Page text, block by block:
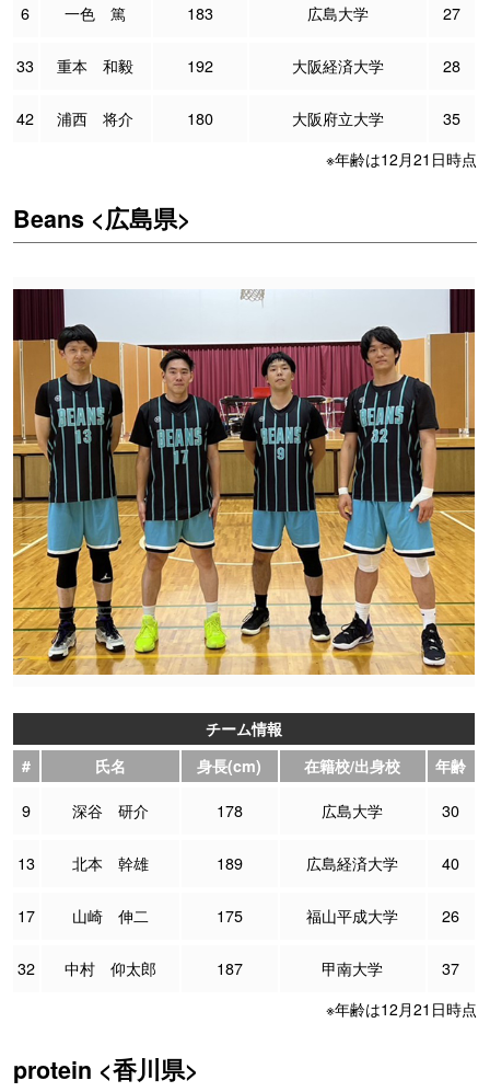
6 一色 篤 183 広島大学 27
33 重本 和毅 192 大阪経済大学 28
42 浦西 将介 180 大阪府立大学
35
※年齢は12月21日時点
Beans <広島県>
チーム情報
#
氏名 身長(cm) 在籍校/出身校 年齢
9 深谷 研介 178 広島大学 30
13 北本 幹雄 189 広島経済大学 40
17 山崎 伸二 175 福山平成大学 26
32 中村 仰太郎 187 甲南大学
37
※年齢は12月21日時点
protein <香川県>